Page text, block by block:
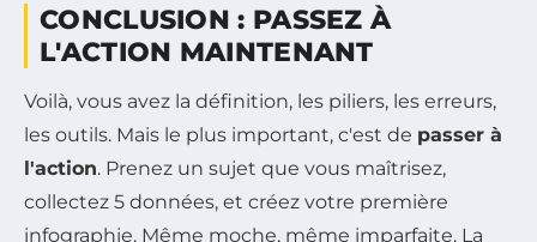
CONCLUSION : PASSEZ À
L'ACTION MAINTENANT
Voilà, vous avez la définition, les piliers, les erreurs,
les outils. Mais le plus important, c'est de passer à
l'action. Prenez un sujet que vous maîtrisez,
collectez 5 données, et créez votre première
infographie. Même moche, même imparfaite. La